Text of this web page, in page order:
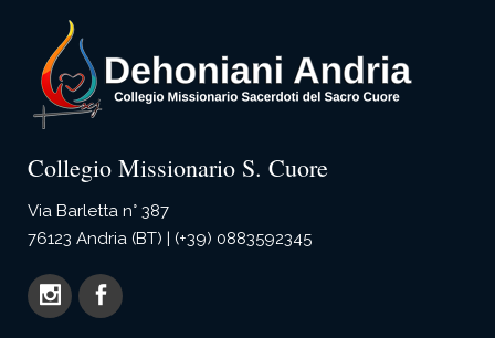
Collegio Missionario S. Cuore
Via Barletta n° 387
76123 Andria (BT) | (+39) 0883592345